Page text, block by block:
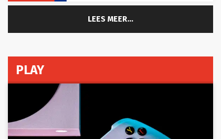
LEES MEER...
PLAY